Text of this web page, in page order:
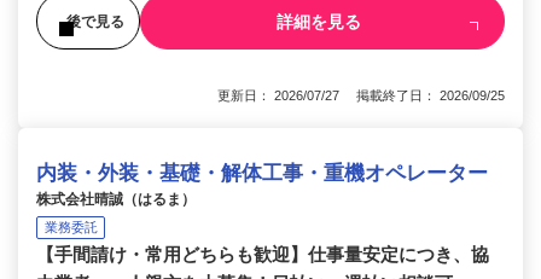
後で見る 詳細を見る
更新日： 2026/07/27 掲載終了日： 2026/09/25
内装・外装・基礎・解体工事・重機オペレーター
株式会社晴誠（はるま）
業務委託
【手間請け・常用どちらも歓迎】仕事量安定につき、協